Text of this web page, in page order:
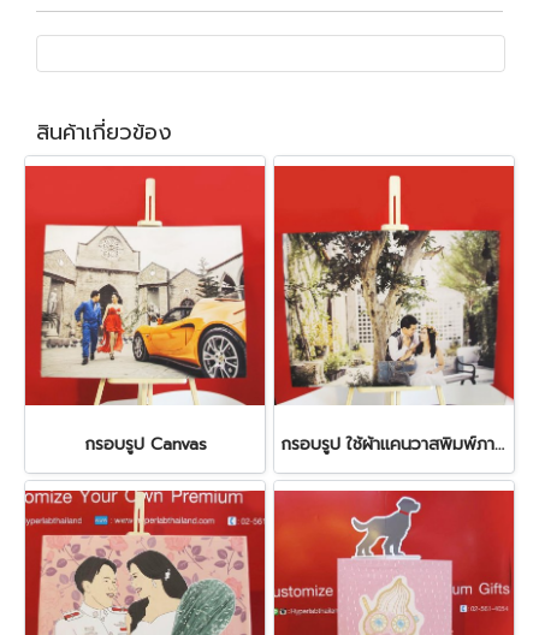
สินค้าเกี่ยวข้อง
กรอบรูป Canvas กรอบรูป ใช้ผ้าแคนวาสพิมพ์ภาพจริง